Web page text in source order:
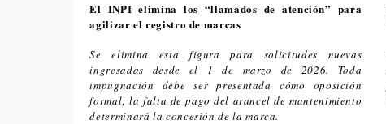
El INPI elimina los “llamados de atención” para
agilizar el registro de marcas
Se elimina esta figura para solicitudes nuevas
ingresadas desde el 1 de marzo de 2026. Toda
impugnación debe ser presentada cómo oposición
formal; la falta de pago del arancel de mantenimiento
determinará la concesión de la marca.